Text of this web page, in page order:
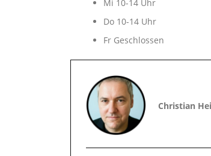
Mi 10-14 Uhr
Do 10-14 Uhr
Fr Geschlossen
Christian